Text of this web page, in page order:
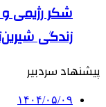
شکر رژیمی
زندگی
پیشنهاد سردبیر
۱۴۰۴/۰۵/۰۹